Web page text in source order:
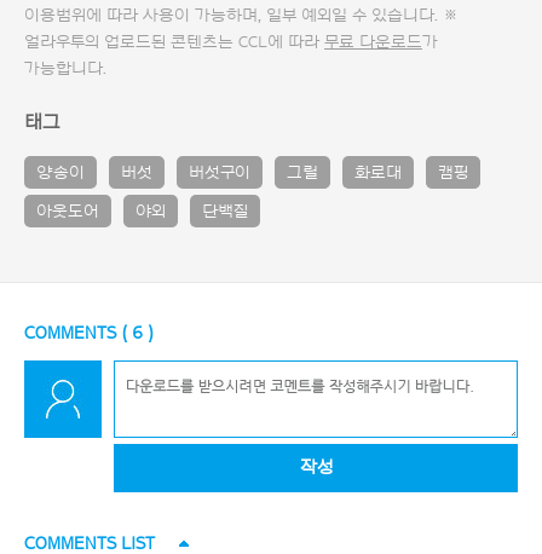
이용범위에 따라 사용이 가능하며, 일부 예외일 수 있습니다. ※
얼라우투의 업로드된 콘텐츠는 CCL에 따라 무료 다운로드가
가능합니다.
태그
양송이 버섯 버섯구이 그릴 화로대 캠핑
아웃도어 야외 단백질
COMMENTS ( 6 )
작성
COMMENTS LIST